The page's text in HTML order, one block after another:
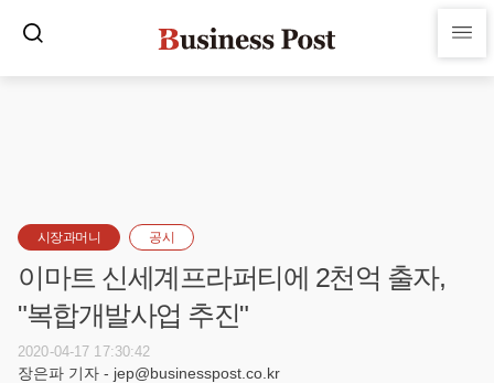
시장과머니 공시
이마트 신세계프라퍼티에 2천억 출자,
"복합개발사업 추진"
2020-04-17 17:30:42
장은파 기자 - jep@businesspost.co.kr